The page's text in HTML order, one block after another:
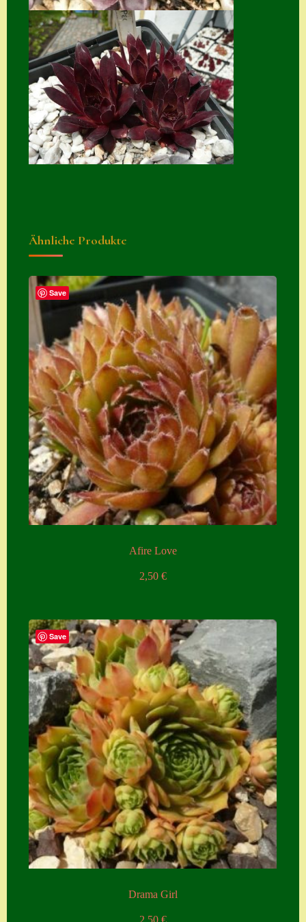
Suche
Sue Thomas
Translator
Versand
Versand von
Semps
Warenkorb
Zahlungs- &
Versandinfos
Zubehör
Zubehör
Ähnliche Produkte
Save
Afire Love
2,50 €
Save
Drama Girl